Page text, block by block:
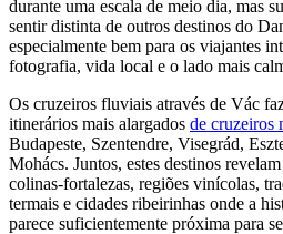
durante uma escala de meio dia, mas
sentir distinta de outros destinos do
especialmente bem para os viajantes
fotografia, vida local e o lado mais
Os cruzeiros fluviais através de Vác
itinerários mais alargados de cruzeiros
Budapeste, Szentendre, Visegrád,
Mohács. Juntos, estes destinos
colinas-fortalezas, regiões vinícolas,
termais e cidades ribeirinhas onde a
parece suficientemente próxima para